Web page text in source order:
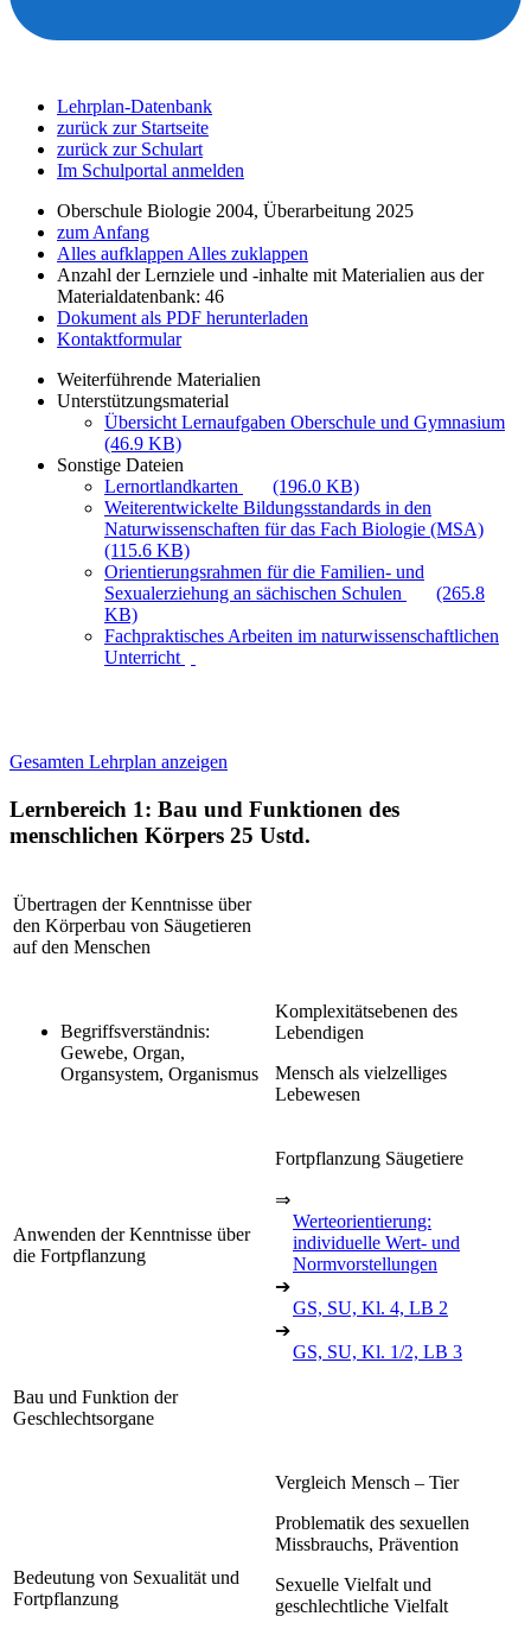
Lehrplan-Datenbank
zurück zur Startseite
zurück zur Schulart
Im Schulportal anmelden
Oberschule Biologie 2004, Überarbeitung 2025
zum Anfang
Alles aufklappen Alles zuklappen
Anzahl der Lernziele und -inhalte mit Materialien aus der
Materialdatenbank: 46
Dokument als PDF herunterladen
Kontaktformular
Weiterführende Materialien
Unterstützungsmaterial
Übersicht Lernaufgaben Oberschule und Gymnasium
(46.9 KB)
Sonstige Dateien
Lernortlandkarten
(196.0 KB)
Weiterentwickelte Bildungsstandards in den
Naturwissenschaften für das Fach Biologie (MSA)
(115.6 KB)
Orientierungsrahmen für die Familien- und
Sexualerziehung an sächischen Schulen
(265.8
KB)
Fachpraktisches Arbeiten im naturwissenschaftlichen
Unterricht
Gesamten Lehrplan anzeigen
Lernbereich 1: Bau und Funktionen des
menschlichen Körpers 25 Ustd.
Übertragen der Kenntnisse über
den Körperbau von Säugetieren
auf den Menschen
Begriffsverständnis:
Gewebe, Organ,
Organsystem, Organismus
Komplexitätsebenen des
Lebendigen
Mensch als vielzelliges
Lebewesen
Anwenden der Kenntnisse über
die Fortpflanzung
Fortpflanzung Säugetiere
⇒
Werteorientierung:
individuelle Wert- und
Normvorstellungen
➔
GS, SU, Kl. 4, LB 2
➔
GS, SU, Kl. 1/2, LB 3
Bau und Funktion der
Geschlechtsorgane
Bedeutung von Sexualität und
Fortpflanzung
Vergleich Mensch – Tier
Problematik des sexuellen
Missbrauchs, Prävention
Sexuelle Vielfalt und
geschlechtliche Vielfalt